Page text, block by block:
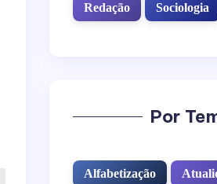
Redação
Sociologia
Por
Alfabetização